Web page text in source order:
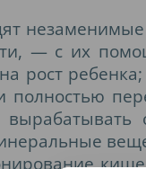
— с их
рост